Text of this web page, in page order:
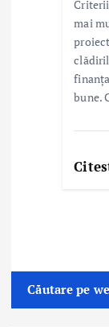
mai
bune.
Căutare pe